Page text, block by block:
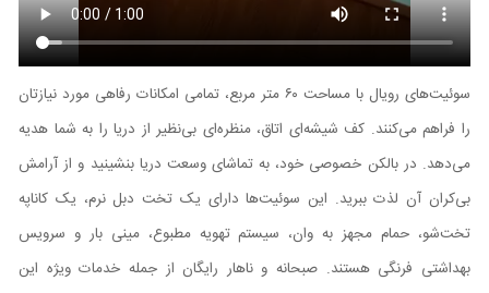
سوئیت‌های رویال با مساحت ۶۰ متر مربع، تمامی امکانات رفاهی مورد نیازتان
را فراهم می‌کنند. کف شیشه‌ای اتاق، منظره‌ای بی‌نظیر از دریا را به شما هدیه
می‌دهد. در بالکن خصوصی خود، به تماشای وسعت دریا بنشینید و از آرامش
بی‌کران آن لذت ببرید. این سوئیت‌ها دارای یک تخت دبل نرم، یک کاناپه
تخت‌شو، حمام مجهز به وان، سیستم تهویه مطبوع، مینی بار و سرویس
بهداشتی فرنگی هستند. صبحانه و ناهار رایگان از جمله خدمات ویژه این